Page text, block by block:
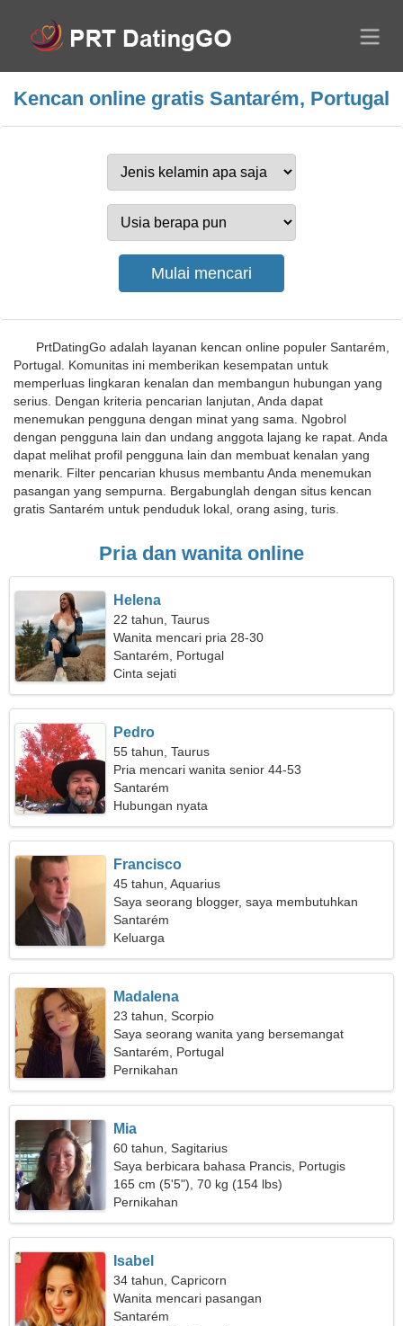
Kencan online gratis Santarém, Portugal
PrtDatingGo adalah layanan kencan online populer Santarém,
Portugal. Komunitas ini memberikan kesempatan untuk
memperluas lingkaran kenalan dan membangun hubungan yang
serius. Dengan kriteria pencarian lanjutan, Anda dapat
menemukan pengguna dengan minat yang sama. Ngobrol
dengan pengguna lain dan undang anggota lajang ke rapat. Anda
dapat melihat profil pengguna lain dan membuat kenalan yang
menarik. Filter pencarian khusus membantu Anda menemukan
pasangan yang sempurna. Bergabunglah dengan situs kencan
gratis Santarém untuk penduduk lokal, orang asing, turis.
Pria dan wanita online
Helena
22 tahun, Taurus
Wanita mencari pria 28-30
Santarém, Portugal
Cinta sejati
Pedro
55 tahun, Taurus
Pria mencari wanita senior 44-53
Santarém
Hubungan nyata
Francisco
45 tahun, Aquarius
Saya seorang blogger, saya membutuhkan
seorang wanita yang spektakuler
Santarém
Keluarga
Madalena
23 tahun, Scorpio
Saya seorang wanita yang bersemangat
Santarém, Portugal
Pernikahan
Mia
60 tahun, Sagitarius
Saya berbicara bahasa Prancis, Portugis
165 cm (5'5"), 70 kg (154 lbs)
Pernikahan
Isabel
34 tahun, Capricorn
Wanita mencari pasangan
Santarém